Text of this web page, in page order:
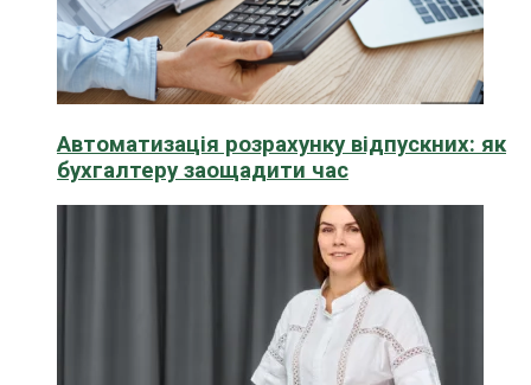
Автоматизація розрахунку відпускних: як
бухгалтеру заощадити час